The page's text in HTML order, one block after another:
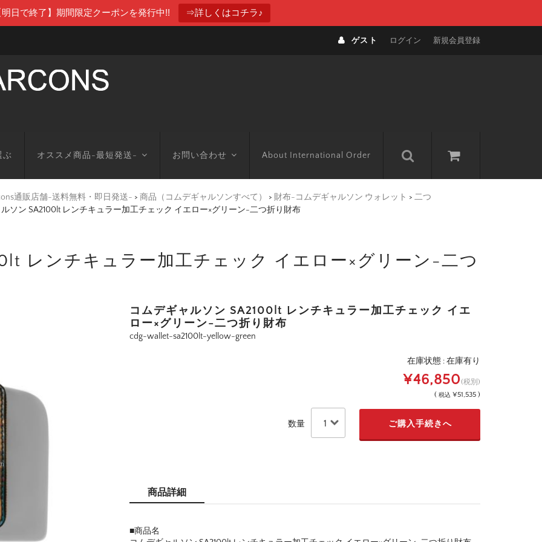
日で終了】期間限定クーポンを発行中!! ⇒詳しくはコチラ♪
ゲスト ログイン 新規会員登録
ぶ オススメ商品-最短発送- お問い合わせ About International Order
通販店舗-送料無料・即日発送- > 商品（コムデギャルソンすべて） > 財布-コムデギャルソン ウォレット > 二つ
ソン SA2100lt レンチキュラー加工チェック イエロー×グリーン-二つ折り財布
レンチキュラー加工チェック イエロー×グリーン-二つ
コムデギャルソン SA2100lt レンチキュラー加工チェック イエ
ロー×グリーン-二つ折り財布
cdg-wallet-sa2100lt-yellow-green
在庫状態 : 在庫有り
¥46,850(税別)
( 税込 ¥51,535 )
数量
商品詳細
■商品名